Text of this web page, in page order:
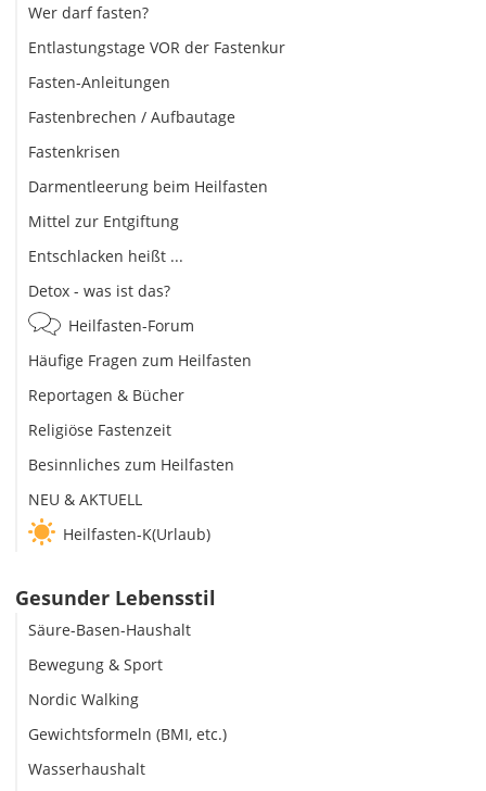
Wer darf fasten?
Entlastungstage VOR der Fastenkur
Fasten-Anleitungen
Fastenbrechen / Aufbautage
Fastenkrisen
Darmentleerung beim Heilfasten
Mittel zur Entgiftung
Entschlacken heißt ...
Detox - was ist das?
Heilfasten-Forum
Häufige Fragen zum Heilfasten
Reportagen & Bücher
Religiöse Fastenzeit
Besinnliches zum Heilfasten
NEU & AKTUELL
Heilfasten-K(Urlaub)
Gesunder Lebensstil
Säure-Basen-Haushalt
Bewegung & Sport
Nordic Walking
Gewichtsformeln (BMI, etc.)
Wasserhaushalt